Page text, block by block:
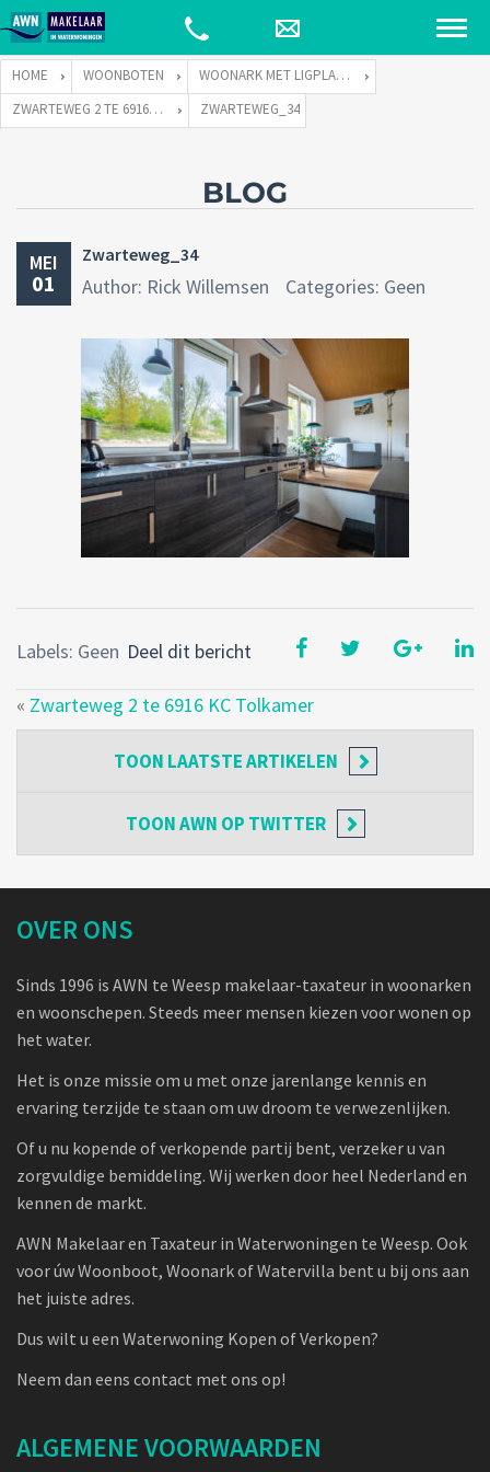
HOME WOONBOTEN
WOONARK MET LIGPLAATS
ZWARTEWEG 2 TE 6916 KC TOLKAMER
ZWARTEWEG_34
BLOG
MEI
01
Zwarteweg_34
Author: Rick Willemsen Categories: Geen
Deel dit bericht
Labels: Geen
« Zwarteweg 2 te 6916 KC Tolkamer
TOON LAATSTE ARTIKELEN
TOONAWN OP TWITTER
OVER ONS
Sinds 1996 is AWN te Weesp makelaar-taxateur in woonarken
en woonschepen. Steeds meer mensen kiezen voor wonen op
het water.
Het is onze missie om u met onze jarenlange kennis en
ervaring terzijde te staan om uw droom te verwezenlijken.
Of u nu kopende of verkopende partij bent, verzeker u van
zorgvuldige bemiddeling. Wij werken door heel Nederland en
kennen de markt.
AWN Makelaar en Taxateur in Waterwoningen te Weesp. Ook
voor úw Woonboot, Woonark of Watervilla bent u bij ons aan
het juiste adres.
Dus wilt u een Waterwoning Kopen of Verkopen?
Neem dan eens contact met ons op!
ALGEMENE VOORWAARDEN